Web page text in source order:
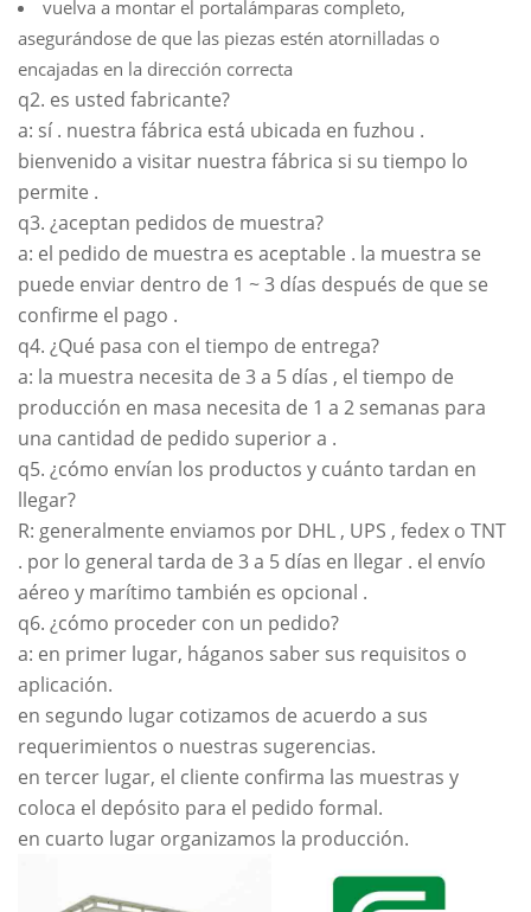
vuelva a montar el portalámparas completo,
asegurándose de que las piezas estén atornilladas o
encajadas en la dirección correcta
q2. es usted fabricante?
a: sí . nuestra fábrica está ubicada en fuzhou .
bienvenido a visitar nuestra fábrica si su tiempo lo
permite .
q3. ¿aceptan pedidos de muestra?
a: el pedido de muestra es aceptable . la muestra se
puede enviar dentro de 1 ~ 3 días después de que se
confirme el pago .
q4. ¿Qué pasa con el tiempo de entrega?
a: la muestra necesita de 3 a 5 días , el tiempo de
producción en masa necesita de 1 a 2 semanas para
una cantidad de pedido superior a .
q5. ¿cómo envían los productos y cuánto tardan en
llegar?
R: generalmente enviamos por DHL , UPS , fedex o TNT
. por lo general tarda de 3 a 5 días en llegar . el envío
aéreo y marítimo también es opcional .
q6. ¿cómo proceder con un pedido?
a: en primer lugar, háganos saber sus requisitos o
aplicación.
en segundo lugar cotizamos de acuerdo a sus
requerimientos o nuestras sugerencias.
en tercer lugar, el cliente confirma las muestras y
coloca el depósito para el pedido formal.
en cuarto lugar organizamos la producción.